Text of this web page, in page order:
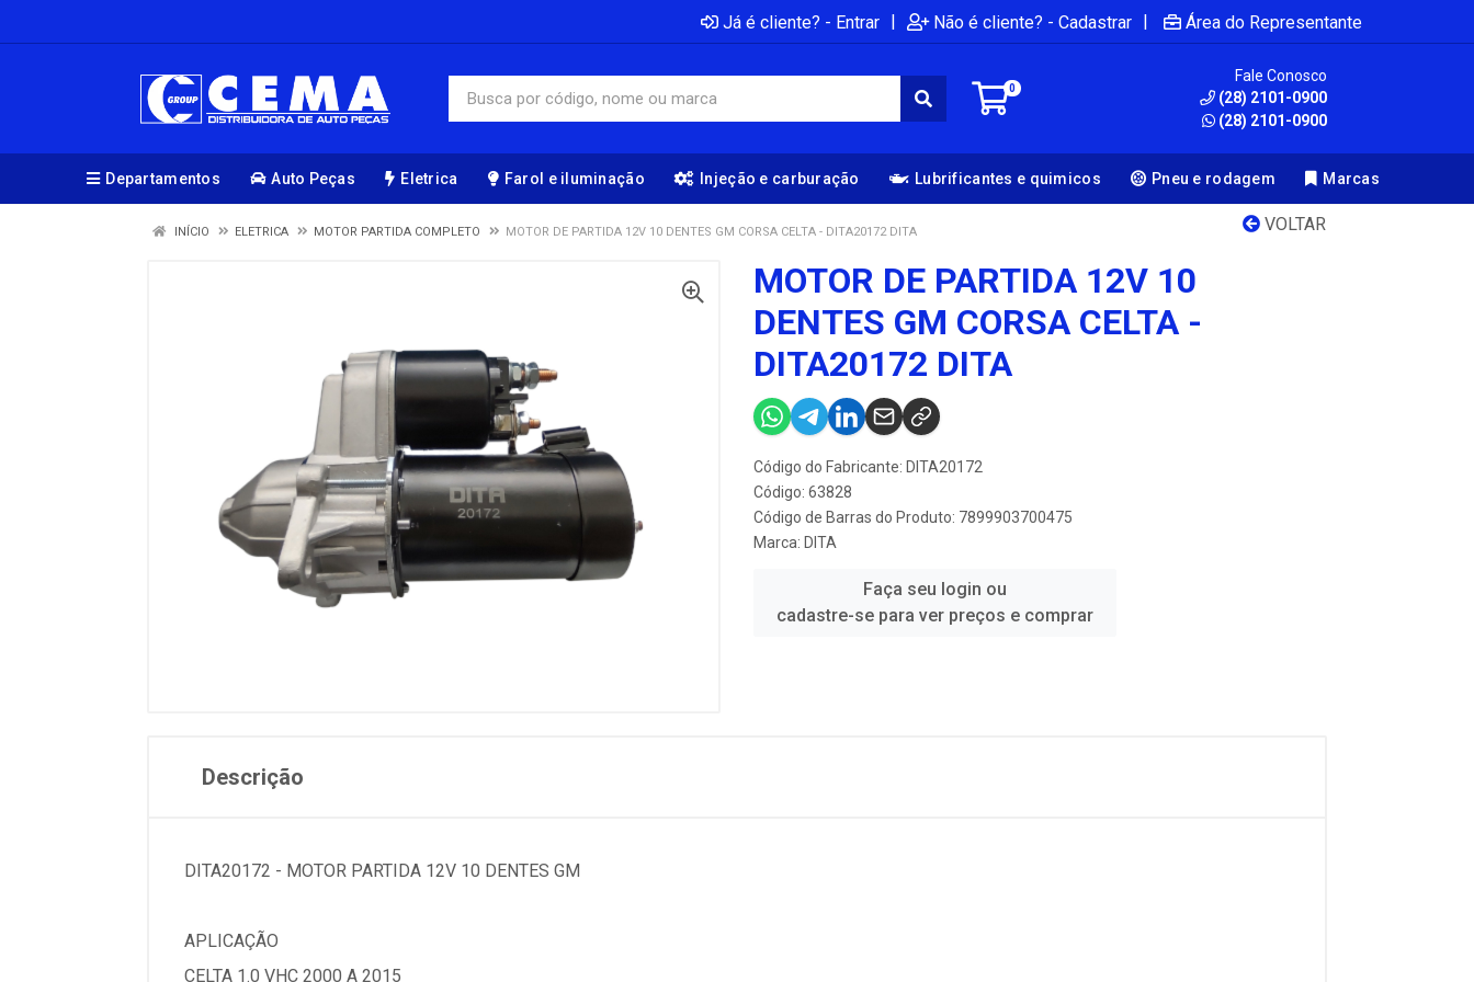
Já é cliente? - Entrar | Não é cliente? - Cadastrar | Área do Representante
0
Fale Conosco
(28) 2101-0900
(28) 2101-0900
Departamentos Auto Peças Eletrica Farol e iluminação Injeção e carburação Lubrificantes e quimicos Pneu e rodagem Marcas
VOLTAR
INÍCIO ELETRICA MOTOR PARTIDA COMPLETO MOTOR DE PARTIDA 12V 10 DENTES GM CORSA CELTA - DITA20172 DITA
MOTOR DE PARTIDA 12V 10
DENTES GM CORSA CELTA -
DITA20172 DITA
Código do Fabricante: DITA20172
Código: 63828
Código de Barras do Produto: 7899903700475
Marca: DITA
Faça seu login ou
cadastre-se para ver preços e comprar
Descrição
DITA20172 - MOTOR PARTIDA 12V 10 DENTES GM
APLICAÇÃO
CELTA 1.0 VHC 2000 A 2015